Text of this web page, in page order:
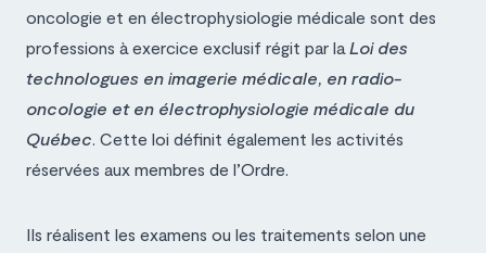
oncologie et en électrophysiologie médicale sont des
professions à exercice exclusif régit par laLoi des
technologues en imagerie médicale, en radio-
oncologie et en électrophysiologie médicale du
Québec. Cette loi définit également les activités
réservées aux membres de l’Ordre.
Ils réalisent les examens ou les traitements selon une